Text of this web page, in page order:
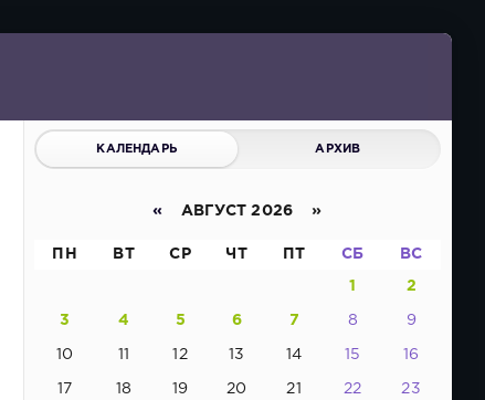
КАЛЕНДАРЬ АРХИВ
« АВГУСТ 2026 »
ПН ВТ СР ЧТ ПТ СБ ВС
1 2
3 4 5 6 7 8 9
10 11 12 13 14 15 16
17 18 19 20 21 22 23